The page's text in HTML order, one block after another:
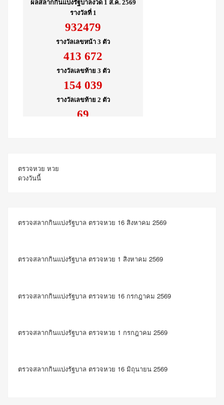
ตรวจหวย หวย
ดวงวันนี้
ตรวจสลากกินแบ่งรัฐบาล ตรวจหวย 16 สิงหาคม 2569
ตรวจสลากกินแบ่งรัฐบาล ตรวจหวย 1 สิงหาคม 2569
ตรวจสลากกินแบ่งรัฐบาล ตรวจหวย 16 กรกฎาคม 2569
ตรวจสลากกินแบ่งรัฐบาล ตรวจหวย 1 กรกฎาคม 2569
ตรวจสลากกินแบ่งรัฐบาล ตรวจหวย 16 มิถุนายน 2569